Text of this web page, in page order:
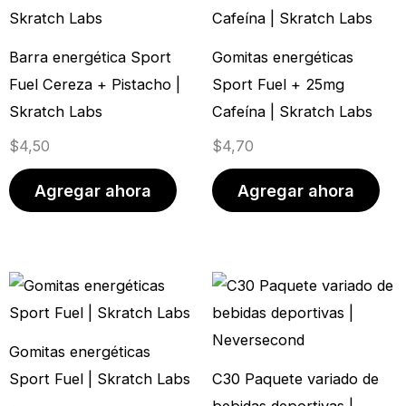
Barra energética Sport
Fuel Cereza + Pistacho |
Skratch Labs
$4,50
Agregar ahora
Gomitas energéticas
Sport Fuel + 25mg
Cafeína | Skratch Labs
$4,70
Agregar ahora
Gomitas energéticas
Sport Fuel | Skratch Labs
C30 Paquete variado de
Rango
de
$9,50
Este